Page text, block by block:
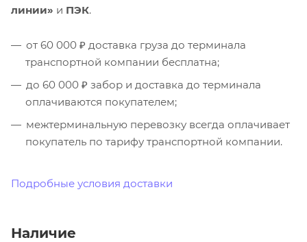
линии» и ПЭК.
от 60 000 ₽ доставка груза до терминала
транспортной компании бесплатна;
до 60 000 ₽ забор и доставка до терминала
оплачиваются покупателем;
межтерминальную перевозку всегда оплачивает
покупатель по тарифу транспортной компании.
Подробные условия доставки
Наличие